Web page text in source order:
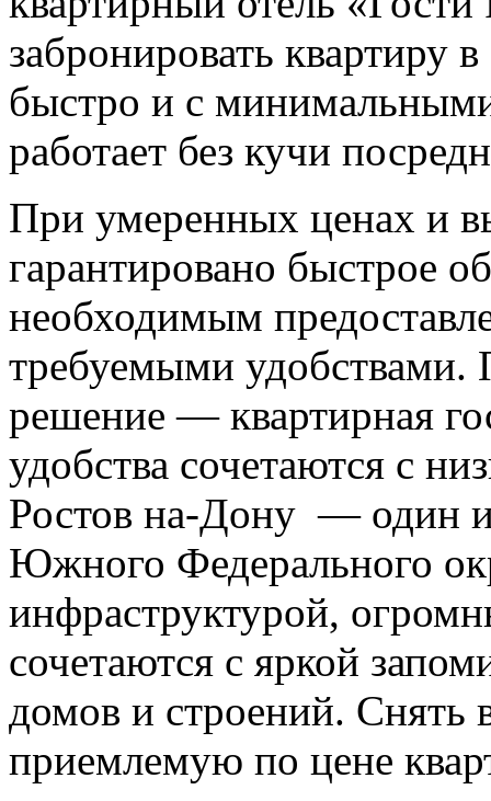
забронировать квартиру
быстро и с
работает без кучи
При умеренных ценах и
гарантировано быстрое
необходимым
требуемыми удобствами.
решение — квартирная
удобства сочетаются с
Ростов на-Дону — один
Южного Федерального
инфраструктурой,
сочетаются с яркой
домов и строений. Снять
приемлемую по цене